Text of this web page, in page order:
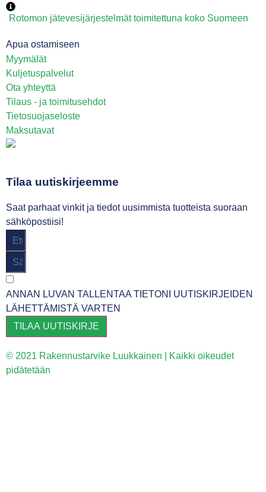
Rotomon jätevesijärjestelmät toimitettuna koko Suomeen
Apua ostamiseen
Myymälät
Kuljetuspalvelut
Ota yhteyttä
Tilaus - ja toimitusehdot
Tietosuojaseloste
Maksutavat
Tilaa uutiskirjeemme
Saat parhaat vinkit ja tiedot uusimmista tuotteista suoraan
sähköpostiisi!
ANNAN LUVAN TALLENTAA TIETONI UUTISKIRJEIDEN
LÄHETTÄMISTÄ VARTEN
TILAA UUTISKIRJE
© 2021 Rakennustarvike Luukkainen | Kaikki oikeudet
pidätetään